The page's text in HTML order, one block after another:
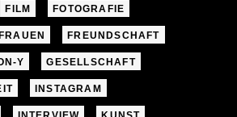
FILM FOTOGRAFIE
FRAUEN FREUNDSCHAFT
Y GESELLSCHAFT
INSTAGRAM